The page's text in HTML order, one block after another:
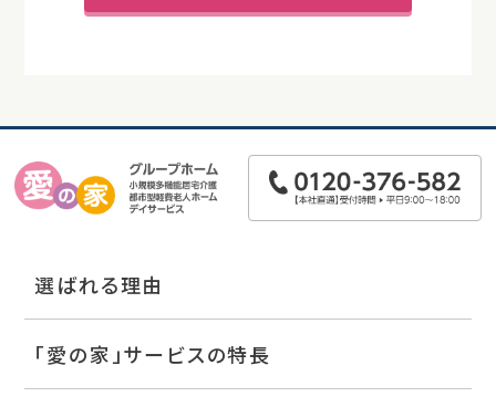
選ばれる理由
「愛の家」サービスの特長